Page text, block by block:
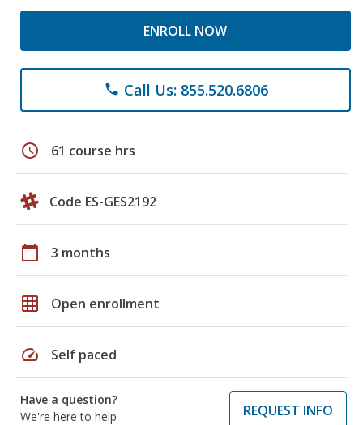
ENROLL NOW
phone Call Us: 855.520.6806
schedule 61 course hrs
Code ES-GES2192
calendar_today 3 months
grid_on Open enrollment
speed Self paced
Have a question?
We're here to help
REQUEST INFO